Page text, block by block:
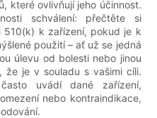
které ovlivňují jeho účinnost.
schválení: přečtěte si
510(k) k zařízení, pokud je k
použití – ať už se jedná
úlevu od bolesti nebo jinou
že je v souladu s vašimi cíli.
uvádí dané zařízení,
nebo kontraindikace,